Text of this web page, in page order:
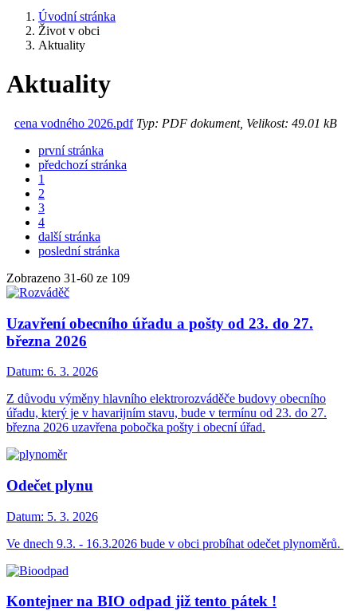
Úvodní stránka
Život v obci
Aktuality
Aktuality
cena vodného 2026.pdfTyp: PDF dokument, Velikost: 49.01 kB
první stránka
předchozí stránka
1
2
3
4
další stránka
poslední stránka
Zobrazeno 31-60 ze 109
Uzavření obecního úřadu a pošty od 23. do 27.
března 2026
Datum: 6. 3. 2026
Z důvodu výměny hlavního elektrorozváděče budovy obecního
úřadu, který je v havarijním stavu, bude v termínu od 23. do 27.
března 2026 uzavřena pobočka pošty i obecní úřad.
Odečet plynu
Datum: 5. 3. 2026
Ve dnech 9.3. - 16.3.2026 bude v obci probíhat odečet plynoměrů.
Kontejner na BIO odpad již tento pátek !